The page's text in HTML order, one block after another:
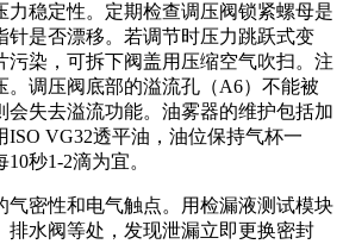
力稳定性。定期检查调压阀锁紧螺母是
针是否漂移。若调节时压力跳跃式变
污染，可拆下阀盖用压缩空气吹扫。注
。调压阀底部的溢流孔（A6）不能被
会失去溢流功能。油雾器的维护包括加
ISO VG32透平油，油位保持气杯一
秒1-2滴为宜。
气密性和电气触点。用检漏液测试模块
排水阀等处，发现泄漏立即更换密封